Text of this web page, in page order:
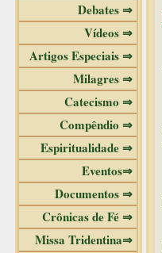
Debates ⇒
Vídeos ⇒
Artigos Especiais ⇒
Milagres ⇒
Catecismo ⇒
Compêndio ⇒
Espiritualidade ⇒
Eventos⇒
Documentos ⇒
Crônicas de Fé ⇒
Missa Tridentina⇒